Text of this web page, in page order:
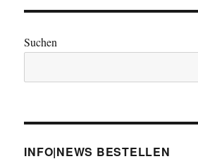
Suchen
INFO|NEWS BESTELLEN